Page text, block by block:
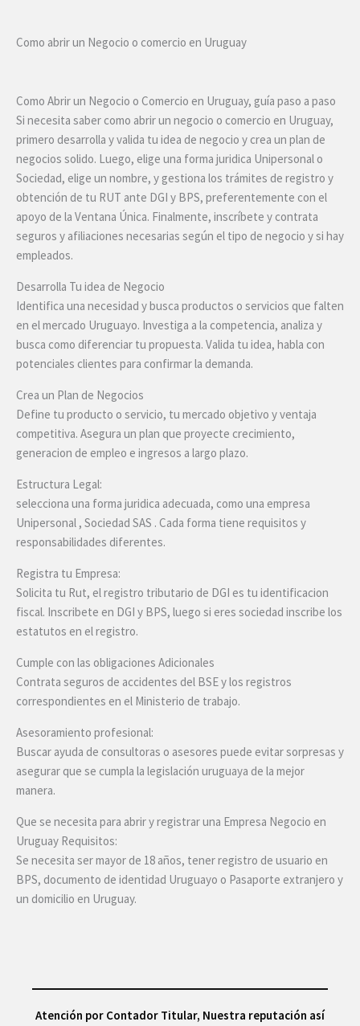
content
Como abrir un Negocio o comercio en Uruguay
Como Abrir un Negocio o Comercio en Uruguay, guía paso a paso
Si necesita saber como abrir un negocio o comercio en Uruguay,
primero desarrolla y valida tu idea de negocio y crea un plan de
negocios solido. Luego, elige una forma juridica Unipersonal o
Sociedad, elige un nombre, y gestiona los trámites de registro y
obtención de tu RUT ante DGI y BPS, preferentemente con el
apoyo de la Ventana Única. Finalmente, inscríbete y contrata
seguros y afiliaciones necesarias según el tipo de negocio y si hay
empleados.
Desarrolla Tu idea de Negocio
Identifica una necesidad y busca productos o servicios que falten
en el mercado Uruguayo. Investiga a la competencia, analiza y
busca como diferenciar tu propuesta. Valida tu idea, habla con
potenciales clientes para confirmar la demanda.
Crea un Plan de Negocios
Define tu producto o servicio, tu mercado objetivo y ventaja
competitiva. Asegura un plan que proyecte crecimiento,
generacion de empleo e ingresos a largo plazo.
Estructura Legal:
selecciona una forma juridica adecuada, como una empresa
Unipersonal , Sociedad SAS . Cada forma tiene requisitos y
responsabilidades diferentes.
Registra tu Empresa:
Solicita tu Rut, el registro tributario de DGI es tu identificacion
fiscal. Inscribete en DGI y BPS, luego si eres sociedad inscribe los
estatutos en el registro.
Cumple con las obligaciones Adicionales
Contrata seguros de accidentes del BSE y los registros
correspondientes en el Ministerio de trabajo.
Asesoramiento profesional:
Buscar ayuda de consultoras o asesores puede evitar sorpresas y
asegurar que se cumpla la legislación uruguaya de la mejor
manera.
Que se necesita para abrir y registrar una Empresa Negocio en
Uruguay Requisitos:
Se necesita ser mayor de 18 años, tener registro de usuario en
BPS, documento de identidad Uruguayo o Pasaporte extranjero y
un domicilio en Uruguay.
Atención por Contador Titular, Nuestra reputación así